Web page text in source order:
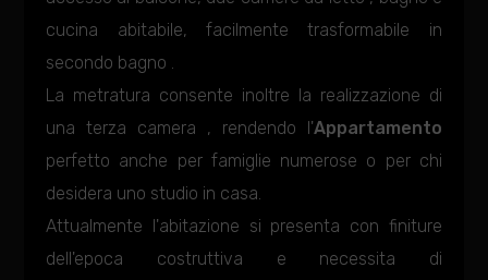
cucina abitabile, facilmente trasformabile in
secondo bagno .
La metratura consente inoltre la realizzazione di
una terza camera , rendendo l'Appartamento
perfetto anche per famiglie numerose o per chi
desidera uno studio in casa.
Attualmente l'abitazione si presenta con finiture
dell'epoca costruttiva e necessita di